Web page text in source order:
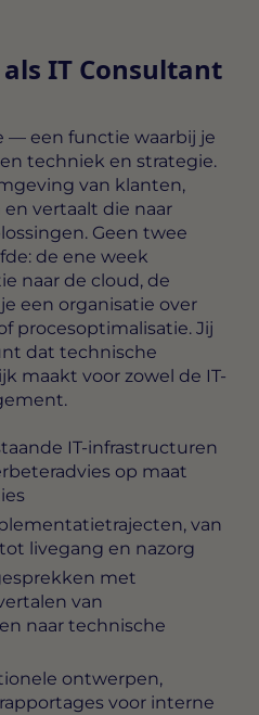
IT Consultant
— een functie waarbij je
techniek en strategie.
van klanten,
vertaalt die naar
Geen twee
de ene week
naar de cloud, de
een organisatie over
procesoptimalisatie. Jij
dat technische
maakt voor zowel de IT-
IT-infrastructuren
op maat
van
livegang en nazorg
met
van
naar technische
ontwerpen,
voor interne